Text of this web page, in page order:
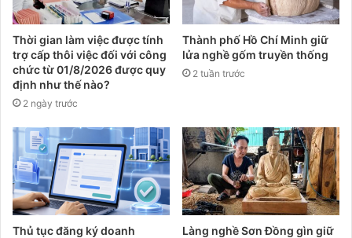
Thời gian làm việc được tính
trợ cấp thôi việc đối với công
chức từ 01/8/2026 được quy
định như thế nào?
2 ngày trước
Thành phố Hồ Chí Minh giữ
lửa nghề gốm truyền thống
2 tuần trước
Thủ tục đăng ký doanh
Làng nghề Sơn Đồng gìn giữ